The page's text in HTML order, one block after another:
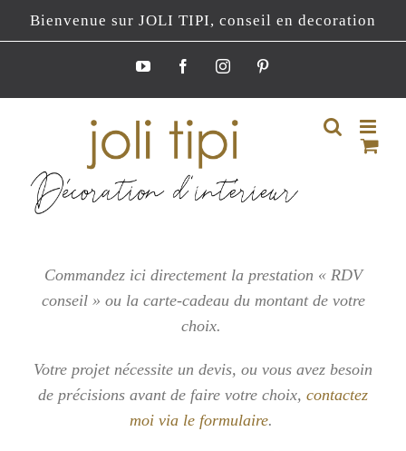
Passer
au
Bienvenue sur JOLI TIPI, conseil en decoration
YouTubeFacebookInstagramPinterest
Commandez ici directement la prestation « RDV
conseil » ou la carte-cadeau du montant de votre
choix.
Votre projet nécessite un devis, ou vous avez besoin
de précisions avant de faire votre choix, contactez
moi via le formulaire.